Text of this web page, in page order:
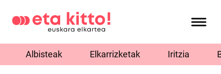
Albisteak Elkarrizketak Iritzia